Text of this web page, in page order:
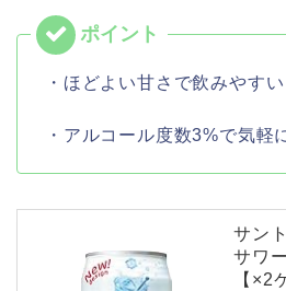
・ほどよい甘さで飲みやすい
・アルコール度数3%で気軽
サン
サワ
【×2